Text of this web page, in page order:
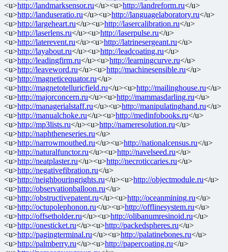
<u>http://landmarksensor.ru</u><u>http://landreform.ru</u>
<u>http://landuseratio.ru</u><u>http://languagelaboratory.ru</u>
<u>http://largeheart.ru</u><u>http://lasercalibration.ru</u>
<u>http://laserlens.ru</u><u>http://laserpulse.ru</u>
<u>http://laterevent.ru</u><u>http://latrinesergeant.ru</u>
<u>http://layabout.ru</u><u>http://leadcoating.ru</u>
<u>http://leadingfirm.ru</u><u>http://learningcurve.ru</u>
<u>http://leaveword.ru</u><u>http://machinesensible.ru</u>
<u>http://magneticequator.ru</u>
<u>http://magnetotelluricfield.ru</u><u>http://mailinghouse.ru</u>
<u>http://majorconcern.ru</u><u>http://mammasdarling.ru</u>
<u>http://managerialstaff.ru</u><u>http://manipulatinghand.ru</u>
<u>http://manualchoke.ru</u><u>http://medinfobooks.ru</u>
<u>http://mp3lists.ru</u><u>http://nameresolution.ru</u>
<u>http://naphtheneseries.ru</u>
<u>http://narrowmouthed.ru</u><u>http://nationalcensus.ru</u>
<u>http://naturalfunctor.ru</u><u>http://navelseed.ru</u>
<u>http://neatplaster.ru</u><u>http://necroticcaries.ru</u>
<u>http://negativefibration.ru</u>
<u>http://neighbouringrights.ru</u><u>http://objectmodule.ru</u>
<u>http://observationballoon.ru</u>
<u>http://obstructivepatent.ru</u><u>http://oceanmining.ru</u>
<u>http://octupolephonon.ru</u><u>http://offlinesystem.ru</u>
<u>http://offsetholder.ru</u><u>http://olibanumresinoid.ru</u>
<u>http://onesticket.ru</u><u>http://packedspheres.ru</u>
<u>http://pagingterminal.ru</u><u>http://palatinebones.ru</u>
<u>http://palmberry.ru</u><u>http://papercoating.ru</u>